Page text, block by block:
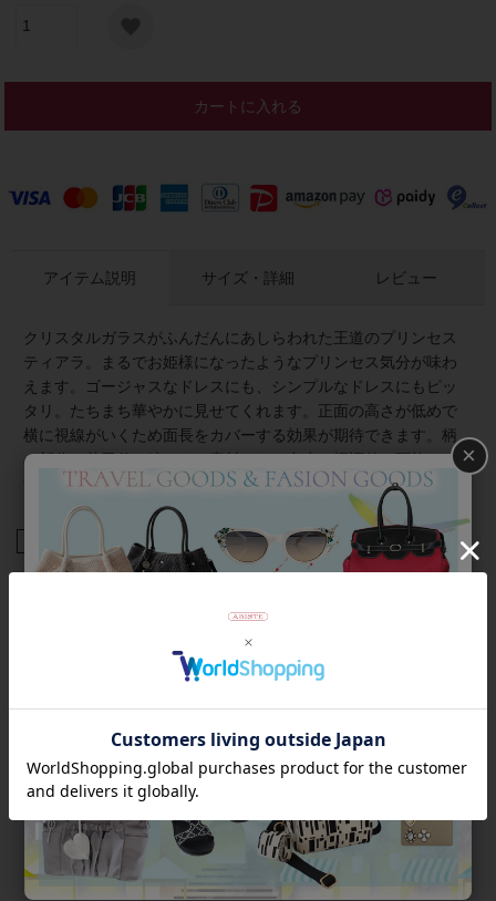
カートに入れる
アイテム説明
クリスタルガラスがふんだんにあしらわれた王道のプリンセス
ティアラ。まるでお姫様になったようなプリンセス気分が味わ
えます。ゴージャスなドレスにも、シンプルなドレスにもピッ
タリ。たちまち華やかに見せてくれます。正面の高さが低めで
横に視線がいくため面長をカバーする効果が期待できます。柄
の部分は若干伸び縮みする素材のため多少の幅調整は可能で
サイズ・詳細 レビュー
2137509
Category
×